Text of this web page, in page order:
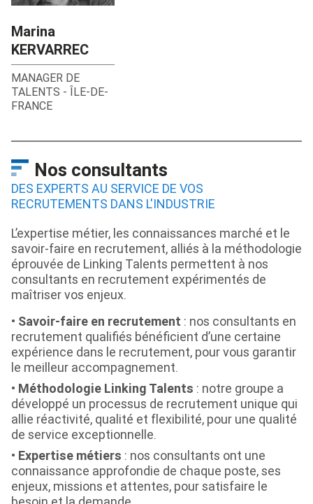
Marina
KERVARREC
MANAGER DE
TALENTS - ÎLE-DE-
FRANCE
Nos consultants
DES EXPERTS AU SERVICE DE VOS
RECRUTEMENTS DANS L'INDUSTRIE
L’expertise métier, les connaissances marché et le
savoir-faire en recrutement, alliés à la méthodologie
éprouvée de Linking Talents permettent à nos
consultants en recrutement expérimentés de
maîtriser vos enjeux.
Savoir-faire en recrutement : nos consultants en
recrutement qualifiés bénéficient d’une certaine
expérience dans le recrutement, pour vous garantir
le meilleur accompagnement.
Méthodologie Linking Talents : notre groupe a
développé un processus de recrutement unique qui
allie réactivité, qualité et flexibilité, pour une qualité
de service exceptionnelle.
Expertise métiers : nos consultants ont une
connaissance approfondie de chaque poste, ses
enjeux, missions et attentes, pour satisfaire le